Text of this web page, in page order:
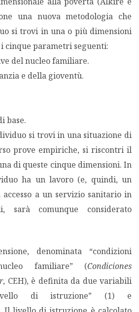
una nuova metodologia che
si trovi in una o più dimensioni
cinque parametri seguenti:
del nucleo familiare.
e della gioventù.
base.
si trovi in una situazione di
prove empiriche, si riscontri il
di queste cinque dimensioni. In
ha un lavoro (e, quindi, un
a un servizio sanitario in
sarà comunque considerato
denominata “condizioni
familiare” (Condiciones
, CEH), è definita da due variabili
di istruzione” (1) e